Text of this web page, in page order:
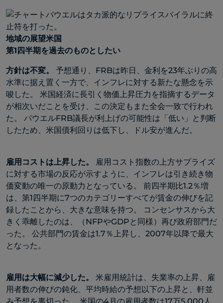
地域の展望米国
第1四半期を過去のものとしたい
方針は不変。
予想通り、FRBは昨日、金利を23年ぶりの高
水準に据え置く一方で、インフレに対する新たな懸念を示
唆した。 米国経済に長引く物価上昇圧力を指摘するデータ
が相次いだことを受け、この決定もまた全会一致で行われ
た。 パウエルFRB議長が利上げの可能性は「低い」と判断
したため、米国債利回りは低下し、ドル安が進んだ。
雇用コストは上昇した。
雇用コスト指数の上方サプライズ
に対する市場の反応が示すように、インフレは引き続き物
価変動の唯一の原動力となっている。 前四半期比1.2％増
は、第1四半期に7つのカテゴリーすべてが賃金の伸びを記
録したことから、大きな意味を持つ。 コンセンサスから大
きく乖離したのは、（NFPやGDPと同様）再び政府部門だ
った。 公共部門の賃金は1.7％上昇し、2007年以降で最大
となった。
雇用は大幅に減少した。
米雇用統計は、失業率の上昇、雇
用者数の伸びの鈍化、平均時給の予想以下の上昇と、軒並